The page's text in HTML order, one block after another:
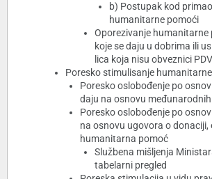
b) Postupak kod
humanitarne pomoći
Oporezivanje humanitarne
koje se daju u dobrima ili
lica koja nisu obveznici
Poresko stimulisanje
Poresko oslobođenje po
daju na osnovu
Poresko oslobođenje po
na osnovu ugovora o donaciji,
humanitarna pomoć
Službena mišljenja
tabelarni pregled